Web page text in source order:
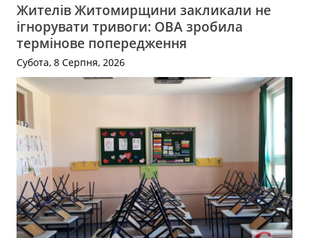
Жителів Житомирщини закликали не
ігнорувати тривоги: ОВА зробила
термінове попередження
Субота, 8 Серпня, 2026